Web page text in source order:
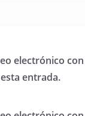
electrónico
entrada.